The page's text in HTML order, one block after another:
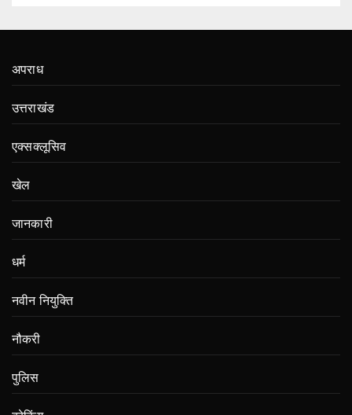
अपराध
उत्तराखंड
एक्सक्लूसिव
खेल
जानकारी
धर्म
नवीन नियुक्ति
नौकरी
पुलिस